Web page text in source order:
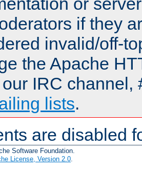
if they
invalid/off-
the Apache
IRC channel,
lists.
are disabled
Software Foundation.
License, Version 2.0